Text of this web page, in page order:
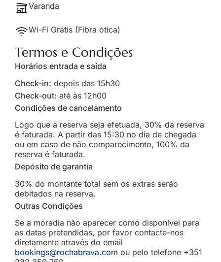
Varanda
Wi-Fi Grátis (Fibra ótica)
Termos e Condições
Horários entrada e saída
Check-in: depois das 15h30
Check-out: até às 12h00
Condições de cancelamento
Logo que a reserva seja efetuada, 30% da reserva
é faturada. A partir das 15:30 no dia de chegada
ou em caso de não comparecimento, 100% da
reserva é faturada.
Depósito de garantia
30% do montante total sem os extras serão
debitados na reserva.
Outras Condições
Se a moradia não aparecer como disponível para
as datas pretendidas, por favor contacte-nos
diretamente através do email
bookings@rochabrava.com ou pelo telefone +351